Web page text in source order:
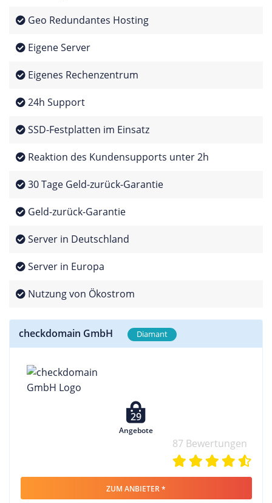
Geo Redundantes Hosting
Eigene Server
Eigenes Rechenzentrum
24h Support
SSD-Festplatten im Einsatz
Reaktion des Kundensupports unter 2h
30 Tage Geld-zurück-Garantie
Geld-zurück-Garantie
Server in Deutschland
Server in Europa
Nutzung von Ökostrom
checkdomain GmbH Diamant
29
Angebote
87 Bewertungen
ZUM ANBIETER *